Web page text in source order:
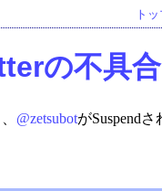
ト
の不具
@zetsubotがSuspend